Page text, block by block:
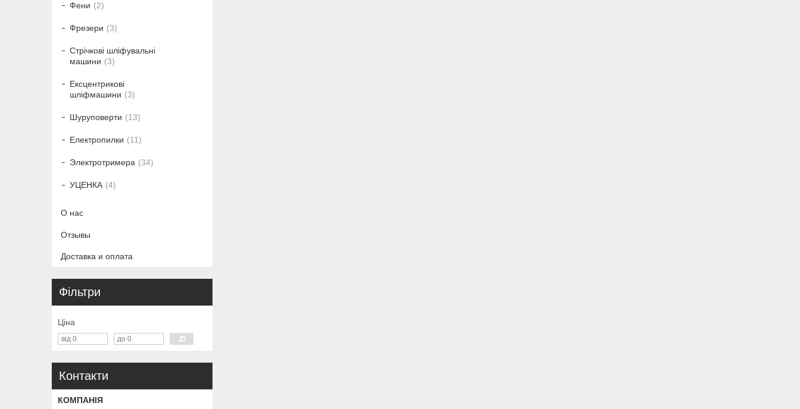
Фени 2
Фрезери 3
Стрічкові шліфувальні
машини
3
Ексцентрикові
шліфмашини
3
Шуруповерти 13
Електропилки 11
Электротримера 34
УЦЕНКА 4
О нас
Отзывы
Доставка и оплата
Фільтри
Ціна
Контакти